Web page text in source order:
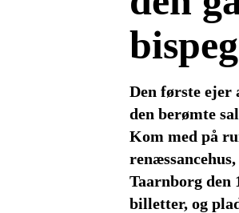
Den første ejer
den berømte
Kom med på
Taarnborg den
billetter, og